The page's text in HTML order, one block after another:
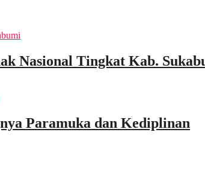
Nasional Tingkat Kab.
Paramuka dan Kediplinan